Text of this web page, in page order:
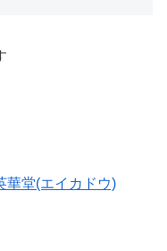
華堂(エイカドウ)